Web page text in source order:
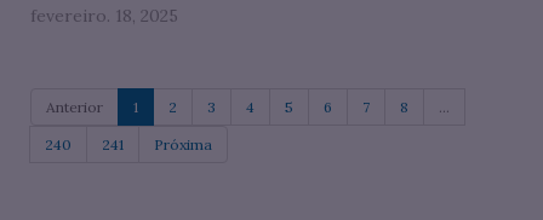
fevereiro. 18, 2025
Anterior 1 2 3 4 5 6 7 8 ...
240 241 Próxima